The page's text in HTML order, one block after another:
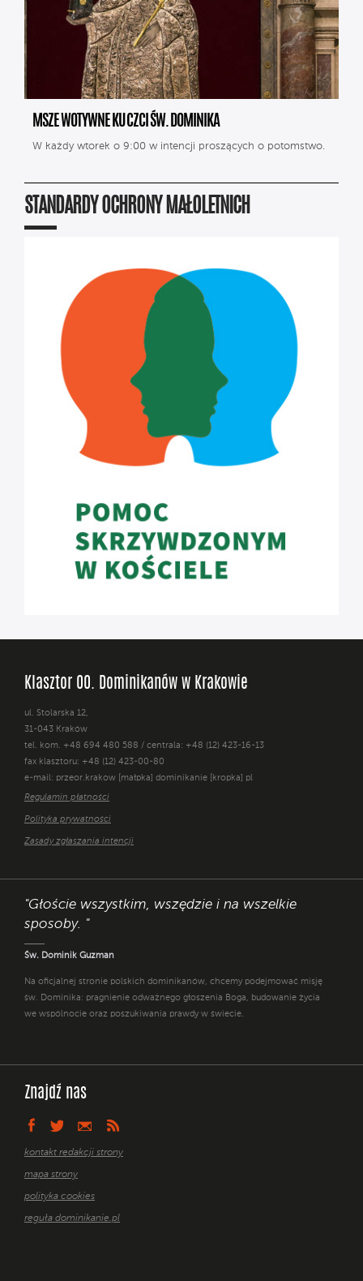
MSZE WOTYWNE KU CZCI ŚW. DOMINIKA
W każdy wtorek o 9:00 w intencji proszących o potomstwo.
STANDARDY OCHRONY MAŁOLETNICH
Klasztor OO. Dominikanów w Krakowie
ul. Stolarska 12,
31-043 Kraków
tel. kom. +48 694 480 588 / centrala: +48 (12) 423-16-13
fax klasztoru: +48 (12) 423-00-80
e-mail: przeor.krakow [małpka] dominikanie [kropka] pl
Regulamin płatności
Polityka prywatności
Zasady zgłaszania intencji
"Głoście wszystkim, wszędzie i na wszelkie
sposoby. "
Św. Dominik Guzman
Na oficjalnej stronie polskich dominikanów, chcemy podejmować misję
św. Dominika: pragnienie odważnego głoszenia Boga, budowanie życia
we wspólnocie oraz poszukiwania prawdy w świecie.
Znajdź nas
kontakt redakcji strony
mapa strony
polityka cookies
reguła dominikanie.pl